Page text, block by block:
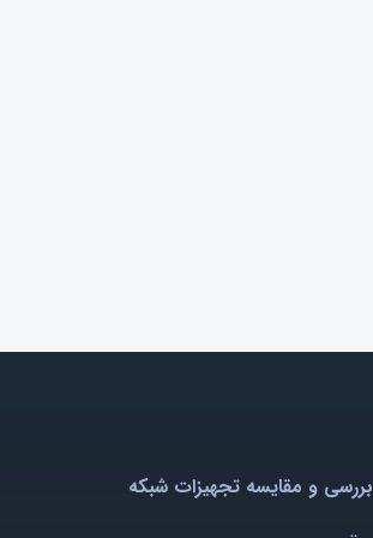
بررسی و مقایسه تجهیزات شبکه